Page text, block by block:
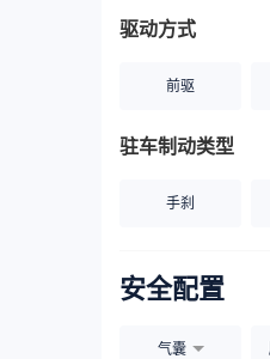
驱动方式
前驱
驻车制动类型
手刹
安全配置
气囊